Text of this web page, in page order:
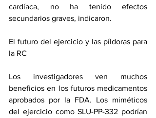
cardíaca, no ha tenido efectos
secundarios graves, indicaron.
El futuro del ejercicio y las píldoras para
la RC
Los investigadores ven muchos
beneficios en los futuros medicamentos
aprobados por la FDA. Los miméticos
del ejercicio como SLU-PP-332 podrían